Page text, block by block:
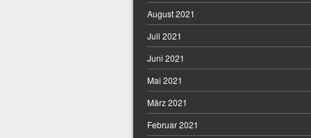
August 2021
Juli 2021
Juni 2021
Mai 2021
März 2021
Februar 2021